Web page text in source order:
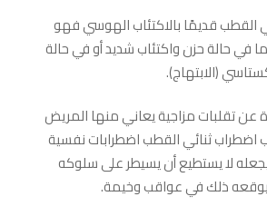
القطب قديمًا بالاكتئاب الهوسي فهو
حالة حزن واكتئاب شديد أو في حالة
(الابتهاج).
عن تقلبات مزاجية يعاني منها المريض
ثنائي القطب اضطرابات نفسية
لا يستطيع أن يسيطر على سلوكه
ذلك في عواقب وخيمة.